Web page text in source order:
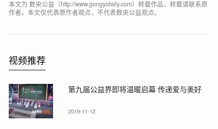
本文为 数央公益（http://www.gongyidaily.com）转载作品，转载请联系原
作者。本文仅代表原作者观点，不代表数央公益观点。
视频推荐
第九届公益界即将温暖启幕 传递爱与美好
2019-11-12